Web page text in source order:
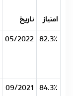
امتیاز تاریخ
82.3٪ 05/2022
84.3٪ 09/2021